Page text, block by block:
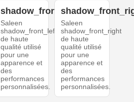
shadow_front_left
Saleen
shadow_front_left
de haute
qualité utilisé
pour une
apparence et
des
performances
personnalisées.
Saleen
shadow_front_right
de haute
qualité utilisé
pour une
apparence et
des
performances
personnalisées.